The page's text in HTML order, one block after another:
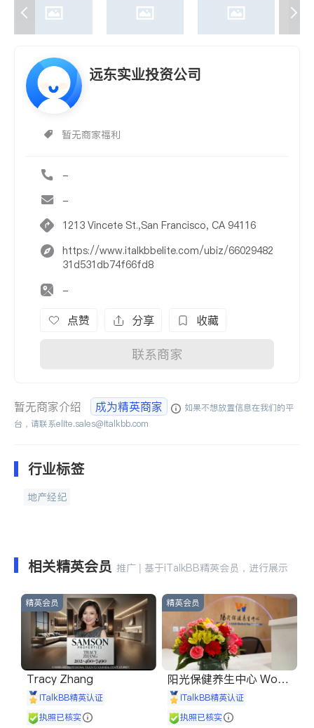
远东实业投资公司
暂无商家福利
-
-
1213 Vincete St.,San Francisco, CA 94116
https://www.italkbbelite.com/ubiz/66029482
31d531db74f66fd8
-
点赞 分享 收藏
联系商家
暂无商家介绍 成为精英商家
如果不想放置信息在我们的平
台，请联系elite.sales@italkbb.com
行业标签
地产经纪
相关精英会员 推广 | 基于iTalkBB精英会员，进行展示
精英会员
Tracy Zhang
iTalkBB精英认证
执照已核实
精英会员
阳光保健养生中心 World
shine
iTalkBB精英认证
执照已核实